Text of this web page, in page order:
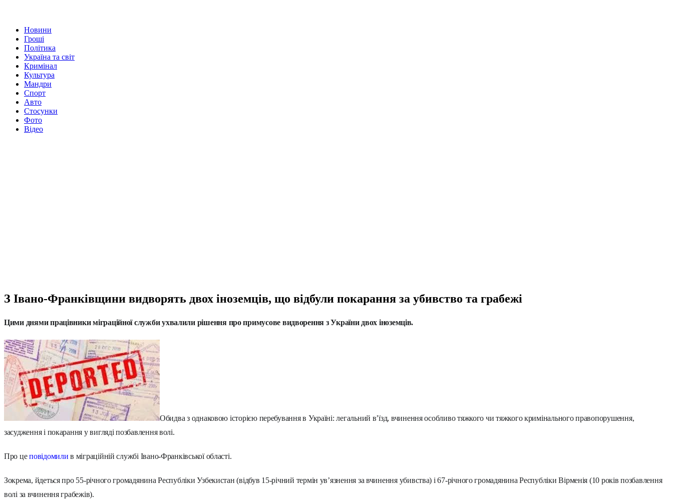
Новини
Гроші
Політика
Україна та світ
Кримінал
Культура
Мандри
Спорт
Авто
Стосунки
Фото
Відео
З Івано-Франківщини видворять двох іноземців, що відбули покарання за убивство та грабежі
Цими днями працівники міграційної служби ухвалили рішення про примусове видворення з України двох іноземців.
Обидва з однаковою історією перебування в Україні: легальний в’їзд, вчинення особливо тяжкого чи тяжкого кримінального правопорушення,
засудження і покарання у вигляді позбавлення волі.
Про цеповідомили в міграційній службі Івано-Франківської області.
Зокрема, йдеться про 55-річного громадянина Республіки Узбекистан (відбув 15-річний термін ув’язнення за вчинення убивства) і 67-річного громадянина Республіки Вірменія (10 років позбавлення
волі за вчинення грабежів).